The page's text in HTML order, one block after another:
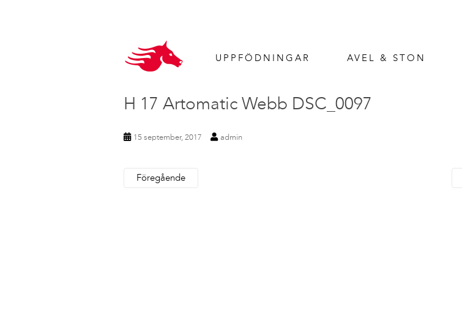
UPPFÖDNINGAR AVEL & STON
H 17 Artomatic Webb DSC_0097
15 september, 2017 admin
Föregående